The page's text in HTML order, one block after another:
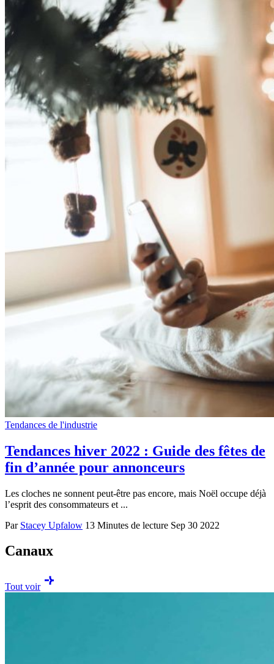
Tendances de l'industrie
Tendances hiver 2022 : Guide des fêtes de
fin d’année pour annonceurs
Les cloches ne sonnent peut-être pas encore, mais Noël occupe déjà
l’esprit des consommateurs et ...
Par Stacey Upfalow 13 Minutes de lecture Sep 30 2022
Canaux
Tout voir